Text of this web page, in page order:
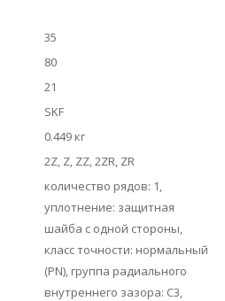
35
80
21
SKF
0.449 кг
2Z, Z, ZZ, 2ZR, ZR
количество рядов: 1,
уплотнение: защитная
шайба с одной стороны,
класс точности: нормальный
(PN), группа радиального
внутреннего зазора: C3,